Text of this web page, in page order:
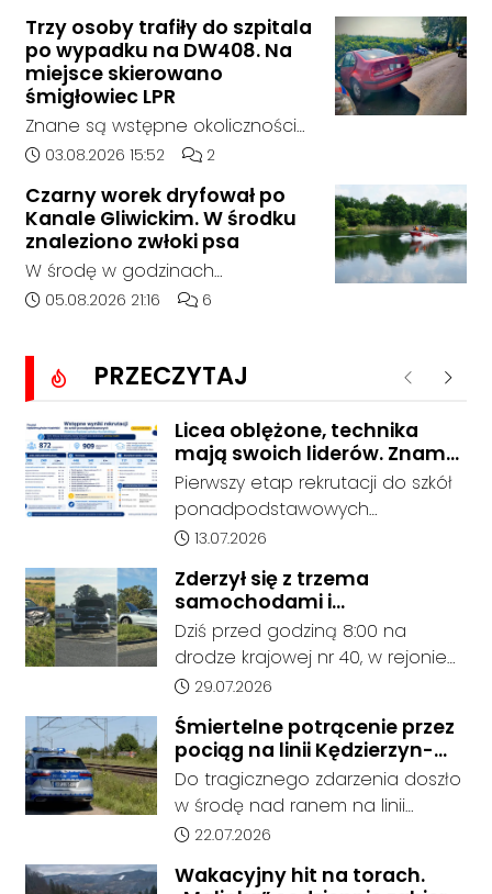
łóżko, a ogień szybko został
opanowany przez strażaków.
Jedna osoba została
poszkodowana i otrzymała
pomoc na miejscu.
Trzy osoby trafiły do szpitala
po wypadku na DW408. Na
miejsce skierowano
śmigłowiec LPR
Znane są wstępne okoliczności
zdarzenia drogowego, do
14:30 na drodze wojewódzkiej nr
408 pomiędzy Starym Koźlem a
Bierawą.
Data dodania artykułu:
03.08.2026 15:52 Liczba komentarzy artykułu:
2
Czarny worek dryfował po
Kanale Gliwickim. W środku
znaleziono zwłoki psa
W środę w godzinach
popołudniowych służby zostały
Gliwicki po zgłoszeniu od
zaniepokojonego świadka.
Osoba zgłaszająca zauważyła
unoszący się na wodzie czarny
worek, którego zawartość
wzbudziła jej niepokój.
Data dodania artykułu:
05.08.2026 21:16 Liczba komentarzy artykułu:
6
PRZECZYTAJ Poprzednie
Licea oblężone, technika
mają swoich liderów. Znamy
wstępne wyniki rekrutacji do
szkół w powiecie
Pierwszy etap rekrutacji do szkół
ponadpodstawowych
prowadzonych przez Powiat
coraz wyraźniejsze preferencje
tegorocznych absolwentów szkół
podstawowych. Dane dotyczą
kandydatów, którzy wskazali dany
oddział jako pierwszy wybór,
dlatego nie stanowią jeszcze
ostatecznego wyniku naboru.
Rekrutacja nadal trwa – do 13
lipca komisje rekrutacyjne
weryfikują dokumenty
15.00 zostaną opublikowane
Data dodania artykułu:
13.07.2026
Zderzył się z trzema
samochodami i
kontynuował jazdę. Seria
kolizji na Drodze Krajowej nr
40
Dziś przed godziną 8:00 na
drodze krajowej nr 40, w rejonie
ronda im. Witolda Pileckiego oraz
ronda w Reńskiej Wsi, doszło do
serii zdarzeń drogowych z
udziałem trzech samochodów
osobowych i pojazdu
ciężarowego.
Data dodania artykułu:
29.07.2026
Śmiertelne potrącenie przez
pociąg na linii Kędzierzyn-
Koźle - Gliwice. Nie żyje
mężczyzna
Do tragicznego zdarzenia doszło
w środę nad ranem na linii
kolejowej nr 137. Około godziny
zadysponowane na odcinek
Data dodania artykułu:
22.07.2026
Wakacyjny hit na torach.